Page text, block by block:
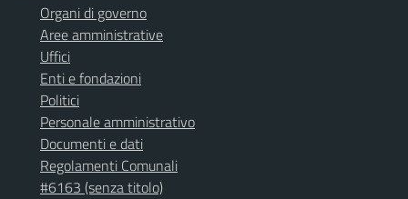
Organi di governo
Aree amministrative
Uffici
Enti e fondazioni
Politici
Personale amministrativo
Documenti e dati
Regolamenti Comunali
#6163 (senza titolo)